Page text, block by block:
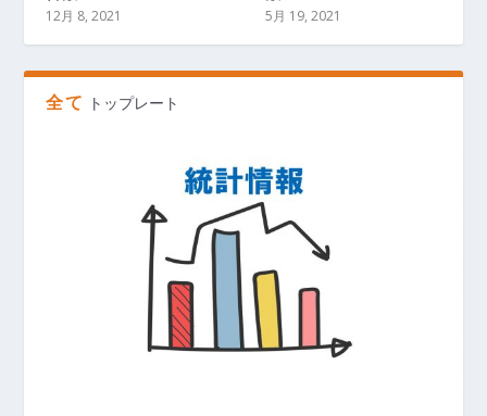
12月 8, 2021 5月 19, 2021
全て トップレート